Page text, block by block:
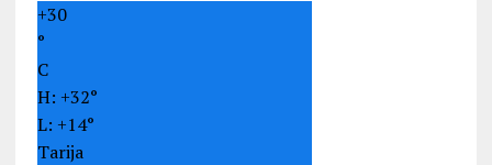
+30
°
C
H: +32°
L: +14°
Tarija